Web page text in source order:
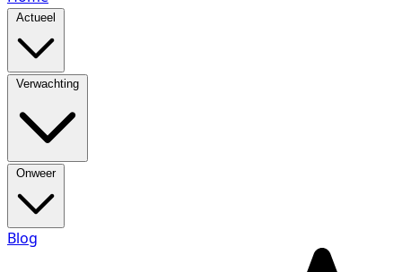
Actueel
Verwachting
Onweer
Blog